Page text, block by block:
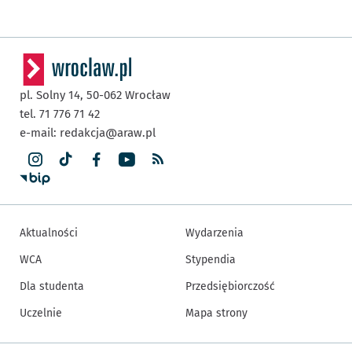
pl. Solny 14, 50-062 Wrocław
tel. 71 776 71 42
e-mail: redakcja@araw.pl
Aktualności
WCA
Dla studenta
Uczelnie
Wydarzenia
Stypendia
Przedsiębiorczość
Mapa strony